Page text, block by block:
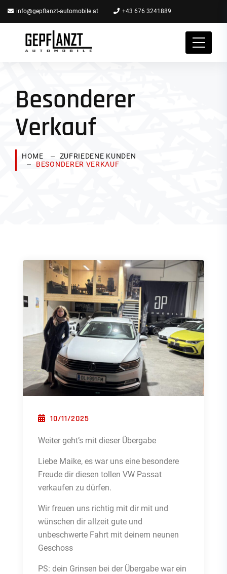
info@gepflanzt-automobile.at +43 676 3241889
Besonderer
Verkauf
HOME
ZUFRIEDENE KUNDEN
BESONDERER VERKAUF
POSTED ON
10/11/2025
Weiter geht’s mit dieser Übergabe
Liebe Maike, es war uns eine besondere
Freude dir diesen tollen VW Passat
verkaufen zu dürfen.
Wir freuen uns richtig mit dir mit und
wünschen dir allzeit gute und
unbeschwerte Fahrt mit deinem neunen
Geschoss
PS: dein Grinsen bei der Übergabe war ein